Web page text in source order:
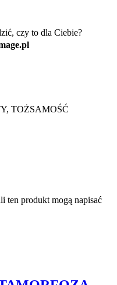
czy to dla Ciebie?
TOŻSAMOŚĆ
produkt mogą napisać